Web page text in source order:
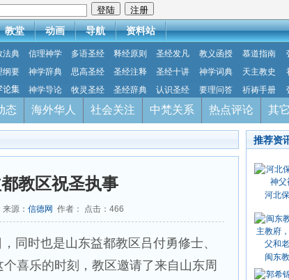
教堂 动画 导航 资料站
法典 信理神学 多语圣经 释经原则 圣经发凡 教义函授 慕道指南
纲要 神学辞典 思高圣经 圣经注释 圣经十讲 神学词典 天主教史
论集 神学导论 牧灵圣经 圣经辞典 认识圣经 要理问答 祈祷手册
态 海外华人 社会关注 中梵关系 热点评论 其
教区祝圣执事
源： 信德网 作者： 点击： 466
同时也是山东益都教区吕付勇修士、
喜乐的时刻，教区邀请了来自山东周
推荐资
河北
闽东